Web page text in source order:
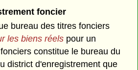
foncier
bureau des titres fonciers
les biens réels pour un
constitue le bureau du
district d'enregistrement que